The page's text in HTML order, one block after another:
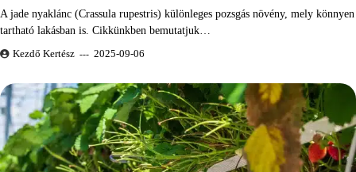
A jade nyaklánc (Crassula rupestris) különleges pozsgás növény, mely könnyen
tartható lakásban is. Cikkünkben bemutatjuk…
Kezdő Kertész 2025-09-06